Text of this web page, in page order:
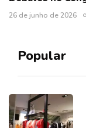
26 de junho de 2026
Popular